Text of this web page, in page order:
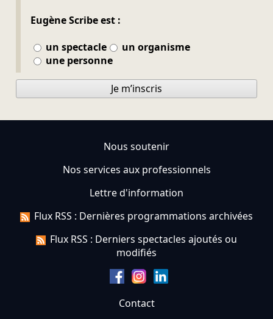
Eugène Scribe est :
un spectacle
un organisme
une personne
Je m’inscris
Nous soutenir
Nos services aux professionnels
Lettre d'information
Flux RSS : Dernières programmations archivées
Flux RSS : Derniers spectacles ajoutés ou
modifiés
Contact